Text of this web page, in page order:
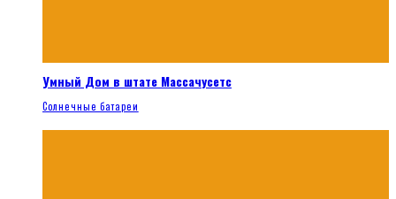
Умный Дом в штате Массачусетс
Солнечные батареи